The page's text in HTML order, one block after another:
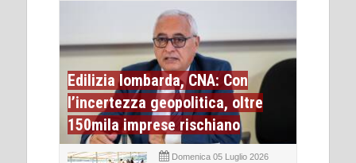
Edilizia lombarda, CNA: Con
l’incertezza geopolitica, oltre
150mila imprese rischiano
Domenica 05 Luglio 2026